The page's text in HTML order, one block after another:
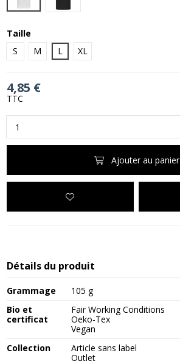
Taille
S
M L XL
4,85 €
TTC
Ajouter au panier
Détails du produit
Grammage
105 g
Bio et
certificat
Fair Working Conditions
Oeko-Tex
Vegan
Collection
Article sans label
Outlet